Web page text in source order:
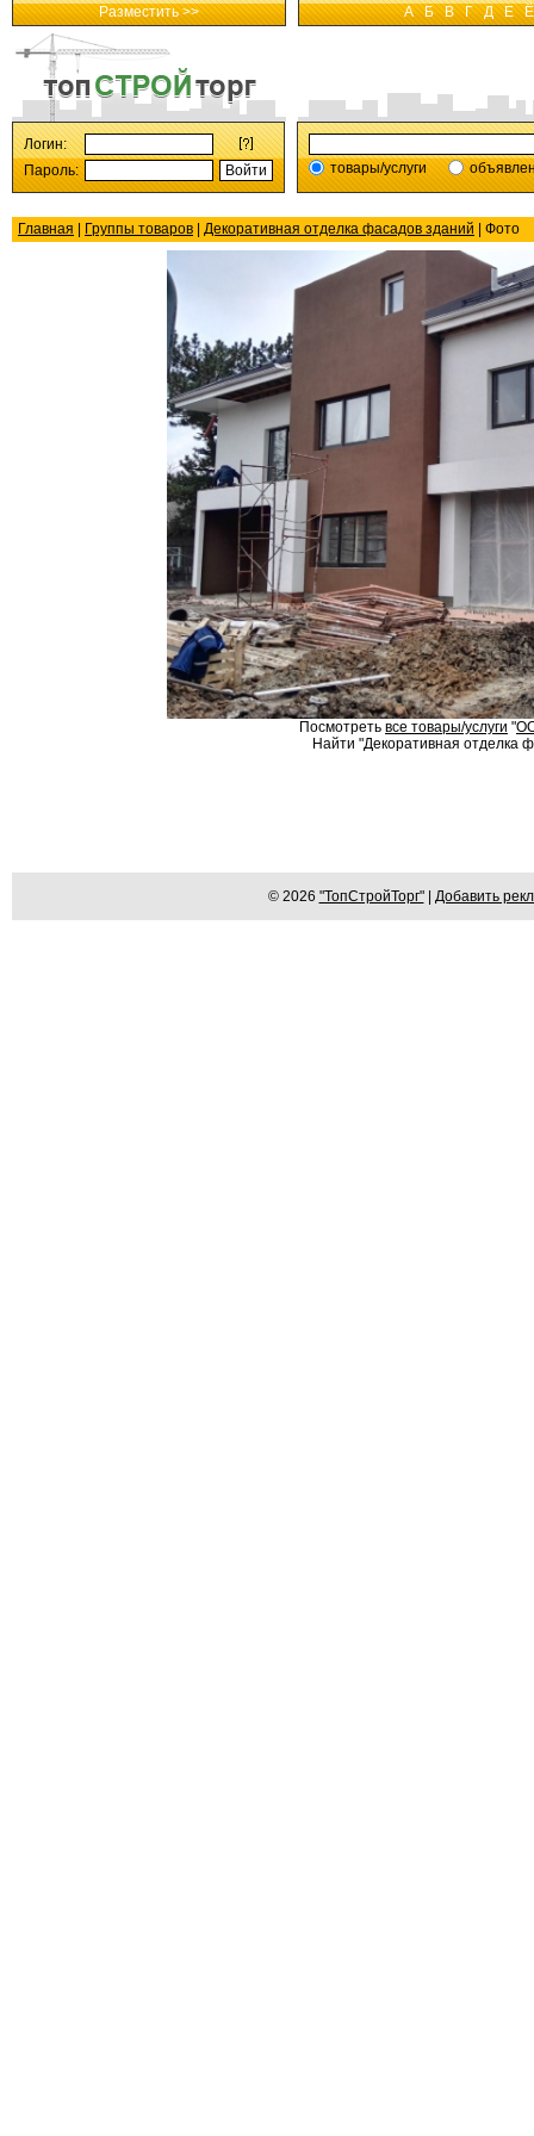
Разместить >> А Б В Г Д Е Ё
Логин:
Пароль:
товары/услуги
Главная Группы товаров Декоративная отделка фасадов зданий | Фото
Посмотреть все товары/услуги "
Найти "Декоративная отделка
© 2026 "ТопСтройТорг"| Добавить